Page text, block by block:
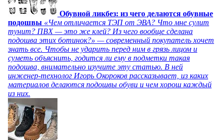
Обувной ликбез: из чего делаются обувные
подошвы «Чем отличается ТЭП от ЭВА? Что мне сулит
тунит? ПВХ — это же клей? Из чего вообще сделана
подошва этих ботинок?» — современный покупатель хочет
знать все. Чтобы не ударить перед ним в грязь лицом и
суметь объяснить, годится ли ему в подметки такая
подошва, внимательно изучите эту статью. В ней
инженер-технолог Игорь Окороков рассказывает, из каких
материалов делаются подошвы обуви и чем хорош каждый
из них.